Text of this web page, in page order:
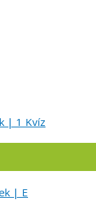
| 1 Kvíz
| E